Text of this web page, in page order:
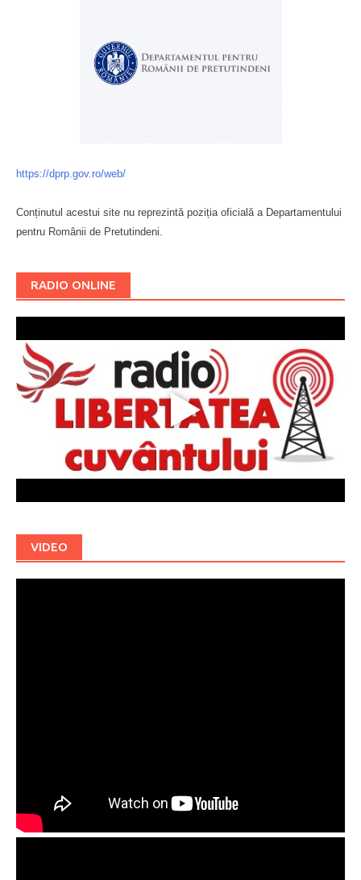
https://dprp.gov.ro/web/
Conținutul acestui site nu reprezintă poziția oficială a Departamentului
pentru Românii de Pretutindeni.
RADIO ONLINE
VIDEO